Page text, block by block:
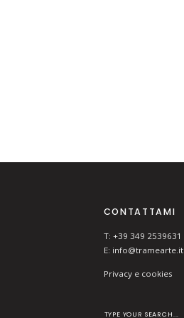
CONTATTAMI
T: +39 349 2539631
E: info@tramearte.it
Privacy e cookies